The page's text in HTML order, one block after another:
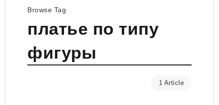
Browse Tag
платье по типу
фигуры
1 Article